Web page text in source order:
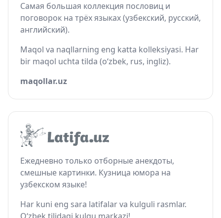
Самая большая коллекция пословиц и
поговорок на трёх языках (узбекский, русский,
английский).
Maqol va naqllarning eng katta kolleksiyasi. Har
bir maqol uchta tilda (o‘zbek, rus, ingliz).
maqollar.uz
Ежедневно только отборные анекдоты,
смешные картинки. Кузница юмора на
узбекском языке!
Har kuni eng sara latifalar va kulguli rasmlar.